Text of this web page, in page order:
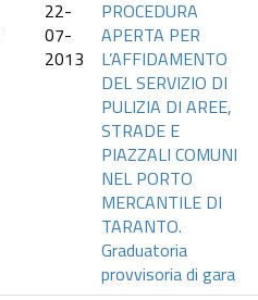
22-
07-
2013
PROCEDURA
APERTA PER
L’AFFIDAMENTO
DEL SERVIZIO DI
PULIZIA DI AREE,
STRADE E
PIAZZALI COMUNI
NEL PORTO
MERCANTILE DI
TARANTO.
Graduatoria
provvisoria di gara